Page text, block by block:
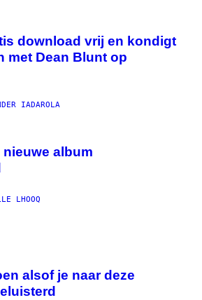
download vrij en kondigt
met Dean Blunt op
IADAROLA
album
LHOOQ
alsof je naar deze